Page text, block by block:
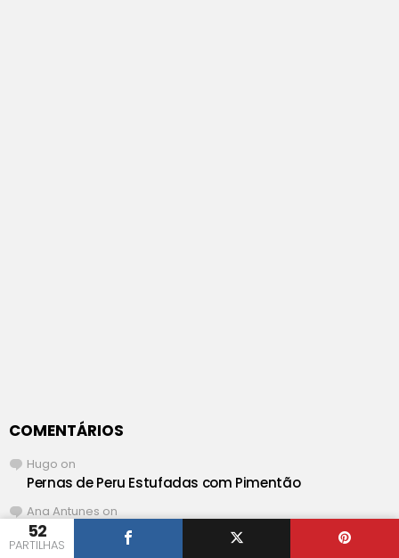
52
PARTILHAS
COMENTÁRIOS
Hugo on
Pernas de Peru Estufadas com Pimentão
Ana Antunes on
Pernas de Peru Estufadas com Pimentão